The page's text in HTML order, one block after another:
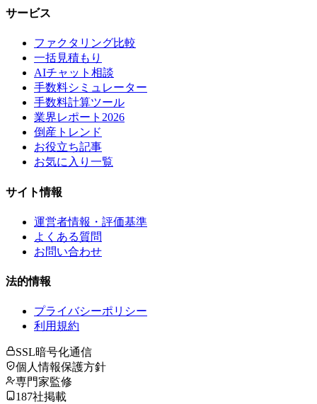
サービス
ファクタリング比較
一括見積もり
AIチャット相談
手数料シミュレーター
手数料計算ツール
業界レポート2026
倒産トレンド
お役立ち記事
お気に入り一覧
サイト情報
運営者情報・評価基準
よくある質問
お問い合わせ
法的情報
プライバシーポリシー
利用規約
SSL暗号化通信
個人情報保護方針
専門家監修
187社掲載